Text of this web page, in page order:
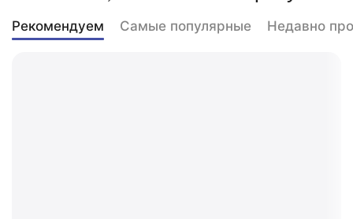
Рекомендуем Самые популярные Недавно